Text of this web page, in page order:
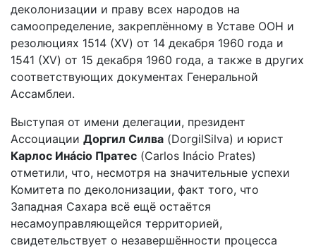
деколонизации и праву всех народов на
самоопределение, закреплённому в Уставе ООН и
резолюциях 1514 (XV) от 14 декабря 1960 года и
1541 (XV) от 15 декабря 1960 года, а также в других
соответствующих документах Генеральной
Ассамблеи.
Выступая от имени делегации, президент
Ассоциации Доргил Силва (DorgilSilva) и юрист
Карлос Инácio Пратес (Carlos Inácio Prates)
отметили, что, несмотря на значительные успехи
Комитета по деколонизации, факт того, что
Западная Сахара всё ещё остаётся
несамоуправляющейся территорией,
свидетельствует о незавершённости процесса